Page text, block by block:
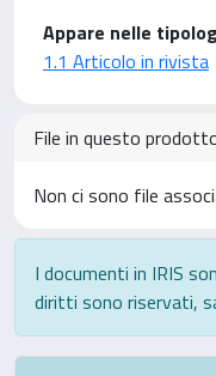
Appare nelle
1.1 Articolo in rivista
File in questo
Non ci sono file
I documenti in IRIS
diritti sono riservati,